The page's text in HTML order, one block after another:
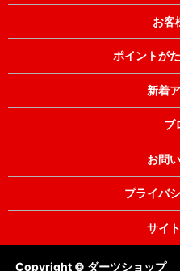
お客
ポイントが
新着
ブ
お問
プライバ
サイ
Copyright © ダーツショップ